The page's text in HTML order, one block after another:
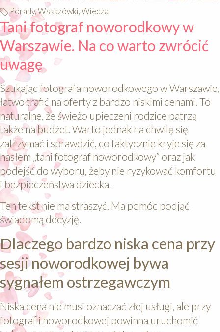
Porady, Wskazówki, Wiedza
Tani fotograf noworodkowy w
Warszawie. Na co warto zwrócić
uwagę
Szukając fotografa noworodkowego w Warszawie,
łatwo trafić na oferty z bardzo niskimi cenami. To
naturalne, że świeżo upieczeni rodzice patrzą
także na budżet. Warto jednak na chwilę się
zatrzymać i sprawdzić, co faktycznie kryje się za
hasłem „tani fotograf noworodkowy” oraz jak
podejść do wyboru, żeby nie ryzykować komfortu
i bezpieczeństwa dziecka.
Ten tekst nie ma straszyć. Ma pomóc podjąć
świadomą decyzję.
Dlaczego bardzo niska cena przy
sesji noworodkowej bywa
sygnałem ostrzegawczym
Niska cena nie musi oznaczać złej usługi, ale przy
fotografii noworodkowej powinna uruchomić